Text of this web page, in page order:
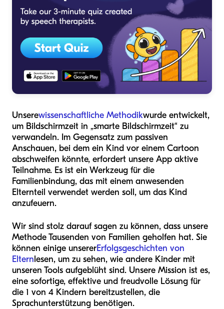
Unserewissenschaftliche Methodikwurde entwickelt,
um Bildschirmzeit in „smarte Bildschirmzeit“ zu
verwandeln. Im Gegensatz zum passiven
Anschauen, bei dem ein Kind vor einem Cartoon
abschweifen könnte, erfordert unsere App aktive
Teilnahme. Es ist ein Werkzeug für die
Familienbindung, das mit einem anwesenden
Elternteil verwendet werden soll, um das Kind
anzufeuern.
Wir sind stolz darauf sagen zu können, dass unsere
Methode Tausenden von Familien geholfen hat. Sie
können einige unsererErfolgsgeschichten von
Elternlesen, um zu sehen, wie andere Kinder mit
unseren Tools aufgeblüht sind. Unsere Mission ist es,
eine sofortige, effektive und freudvolle Lösung für
die 1 von 4 Kindern bereitzustellen, die
Sprachunterstützung benötigen.